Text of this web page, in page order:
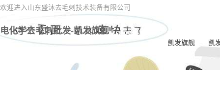
欢迎进入山东盛沐去毛刺技术装备有限公司
电化学去毛刺批发-凯发旗舰
凯发旗舰 凯